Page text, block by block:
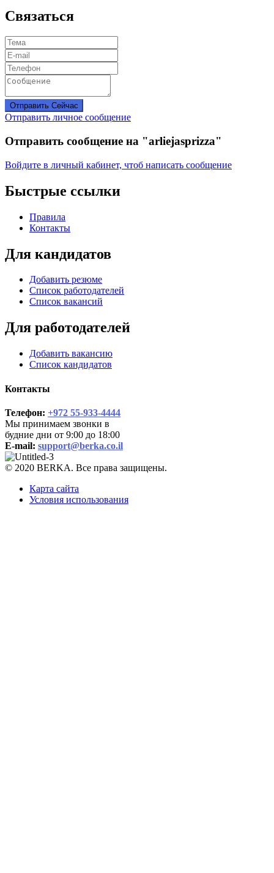
Связаться
Отправить Сейчас
Отправить личное сообщение
Отправить сообщение на "arliejasprizza"
Войдите в личный кабинет, чтоб написать сообщение
Быстрые ссылки
Правила
Контакты
Для кандидатов
Добавить резюме
Список работодателей
Список вакансий
Для работодателей
Добавить вакансию
Список кандидатов
Контакты
Телефон: +972 55-933-4444
Мы принимаем звонки в
будние дни от 9:00 до 18:00
E-mail: support@berka.co.il
© 2020 BERKA. Все права защищены.
Карта сайта
Условия использования